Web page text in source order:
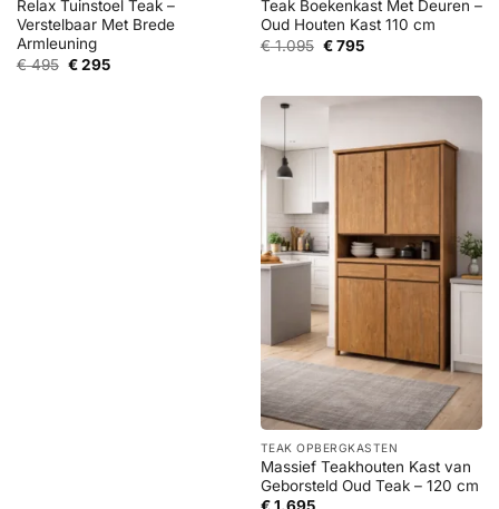
Relax Tuinstoel Teak –
Verstelbaar Met Brede
Armleuning
€495 Oorspronkelijke
€295Huidige
Teak Boekenkast Met Deuren –
Oud Houten Kast 110 cm
€1.095 Oorspronkelijke
€795Huidige
TEAK OPBERGKASTEN
Massief Teakhouten Kast van
Geborsteld Oud Teak – 120 cm